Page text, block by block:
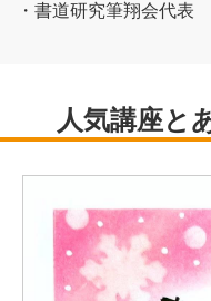
・書道研究筆翔会代表